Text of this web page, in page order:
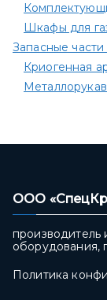
Шкафы для
Запасные
Криогенная
ООО
производитель
оборудования,
Политика